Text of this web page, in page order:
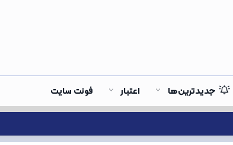
جدیدترین‌ها اعتبار فونت سایت